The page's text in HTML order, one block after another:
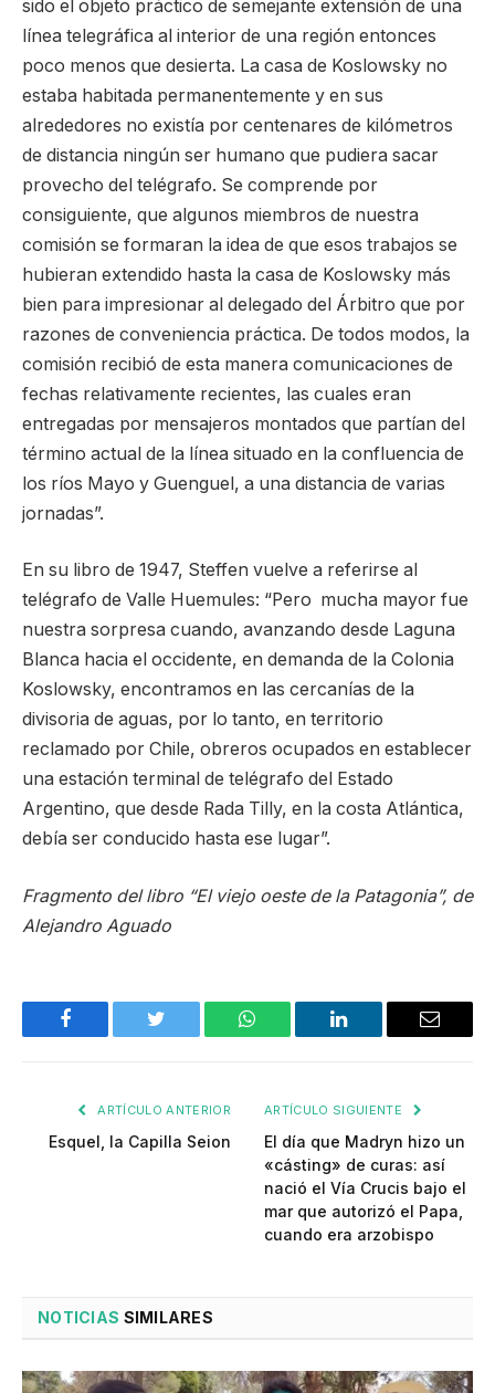
sido el objeto práctico de semejante extensión de una
línea telegráfica al interior de una región entonces
poco menos que desierta. La casa de Koslowsky no
estaba habitada permanentemente y en sus
alrededores no existía por centenares de kilómetros
de distancia ningún ser humano que pudiera sacar
provecho del telégrafo. Se comprende por
consiguiente, que algunos miembros de nuestra
comisión se formaran la idea de que esos trabajos se
hubieran extendido hasta la casa de Koslowsky más
bien para impresionar al delegado del Árbitro que por
razones de conveniencia práctica. De todos modos, la
comisión recibió de esta manera comunicaciones de
fechas relativamente recientes, las cuales eran
entregadas por mensajeros montados que partían del
término actual de la línea situado en la confluencia de
los ríos Mayo y Guenguel, a una distancia de varias
jornadas”.
En su libro de 1947, Steffen vuelve a referirse al
telégrafo de Valle Huemules: “Pero mucha mayor fue
nuestra sorpresa cuando, avanzando desde Laguna
Blanca hacia el occidente, en demanda de la Colonia
Koslowsky, encontramos en las cercanías de la
divisoria de aguas, por lo tanto, en territorio
reclamado por Chile, obreros ocupados en establecer
una estación terminal de telégrafo del Estado
Argentino, que desde Rada Tilly, en la costa Atlántica,
debía ser conducido hasta ese lugar”.
Fragmento del libro “El viejo oeste de la Patagonia”, de
Alejandro Aguado
Facebook Twitter WhatsApp LinkedIn Email
ARTÍCULO ANTERIOR
Esquel, la Capilla Seion
ARTÍCULO SIGUIENTE
El día que Madryn hizo un
«cásting» de curas: así
nació el Vía Crucis bajo el
mar que autorizó el Papa,
cuando era arzobispo
NOTICIAS SIMILARES